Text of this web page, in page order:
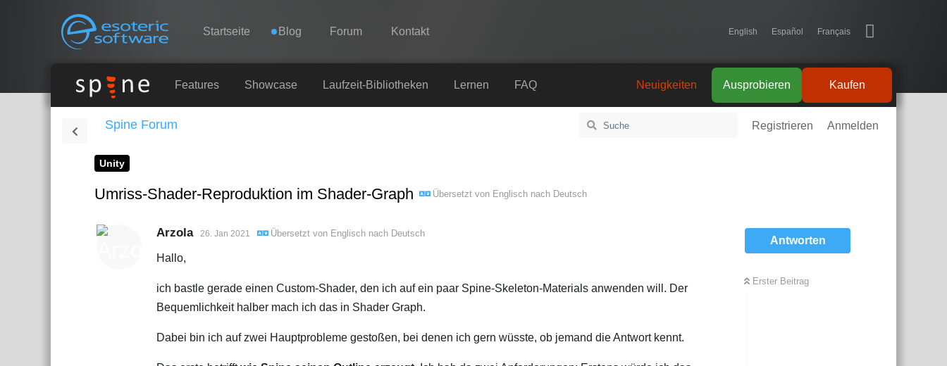
Esoteric Software
Navigation Startseite Blog Forum Kontakt English Español Français
STARTSEITE Spine
Lernen
FAQ
Kaufen
Features Showcase Laufzeit-Bibliotheken Lernen FAQ Kaufen
Ausprobieren
Neuigkeiten
Spine Forum Registrieren Anmelden
Unity
Umriss-Shader-Reproduktion im Shader-Graph Übersetzt von Englisch nach Deutsch
Antworten
Erster Beitrag
Arzola 26. Jan 2021 Übersetzt von Englisch nach Deutsch
Hallo,
ich bastle gerade einen Custom-Shader, den ich auf ein paar Spine-Skeleton-Materials anwenden will. Der
Bequemlichkeit halber mach ich das in Shader Graph.
Dabei bin ich auf zwei Hauptprobleme gestoßen, bei denen ich gern wüsste, ob jemand die Antwort kennt.